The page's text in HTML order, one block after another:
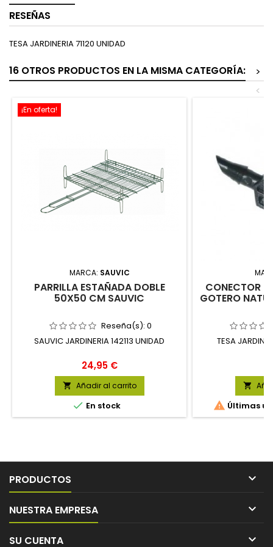
RESEÑAS
TESA JARDINERIA 71120 UNIDAD
16 OTROS PRODUCTOS EN LA MISMA CATEGORÍA:
>
<
¡En oferta!
MARCA: SAUVIC
PARRILLA ESTAÑADA DOBLE
50X50 CM SAUVIC
Reseña(s): 0
SAUVIC JARDINERIA 142113 UNIDAD
Precio
24,95 €
 Añadir al carrito
 En stock
CONECTOR
GOTERO
TESA

 Últimas
PRODUCTOS 
NUESTRA EMPRESA 
SU CUENTA 